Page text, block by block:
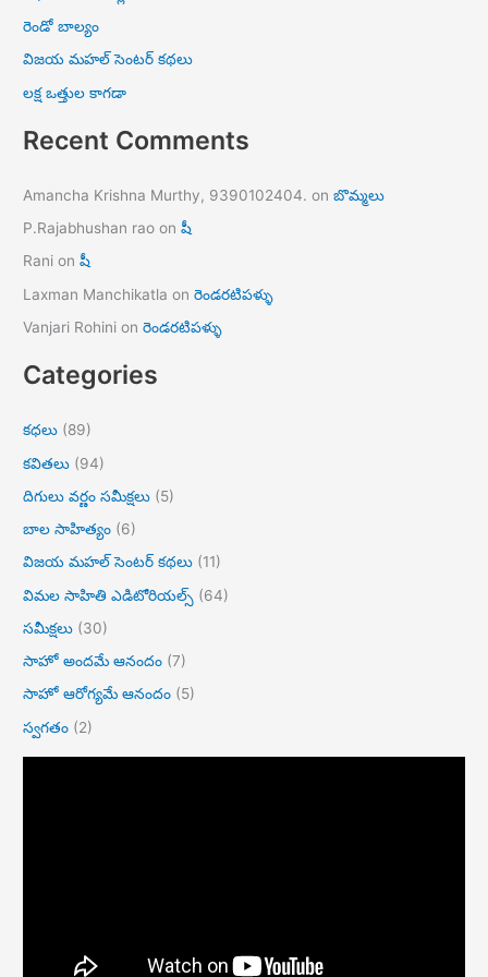
రెండో బాల్యం
విజయ మహల్ సెంటర్ కథలు
లక్ష ఒత్తుల కాగడా
Recent Comments
Amancha Krishna Murthy, 9390102404. onబొమ్మలు
P.Rajabhushan rao onషీ
Rani onషీ
Laxman Manchikatla onరెండరటిపళ్ళు
Vanjari Rohini onరెండరటిపళ్ళు
Categories
కధలు (89)
కవితలు (94)
దిగులు వర్ణం సమీక్షలు (5)
బాల సాహిత్యం (6)
విజయ మహల్ సెంటర్ కథలు (11)
విమల సాహితి ఎడిటోరియల్స్ (64)
సమీక్షలు (30)
సాహో అందమే ఆనందం (7)
సాహో ఆరోగ్యమే ఆనందం (5)
స్వగతం (2)